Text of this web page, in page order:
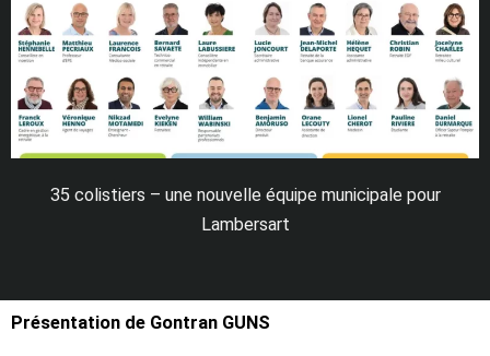
35 colistiers – une nouvelle équipe municipale pour
Lambersart
Présentation de Gontran GUNS